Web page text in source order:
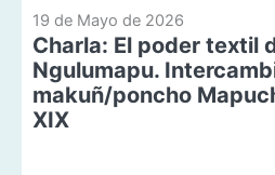
19 de Mayo de 2026
Charla: El poder textil
Ngulumapu.
makuñ/poncho
XIX